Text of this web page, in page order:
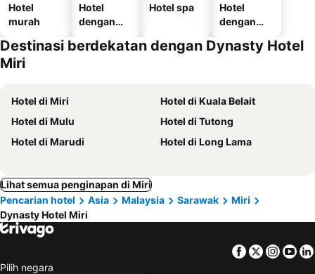
Hotel
murah
Hotel
dengan
Hotel spa
Hotel
dengan
letak
Destinasi berdekatan dengan Dynasty Hotel
Miri
Hotel di Miri
Hotel di Kuala Belait
Hotel di Mulu
Hotel di Tutong
Hotel di Marudi
Hotel di Long Lama
Lihat semua penginapan di Miri
Pencarian hotel
Asia Malaysia Sarawak
Miri
Dynasty Hotel Miri
Facebook
Twitter
Pilih negara